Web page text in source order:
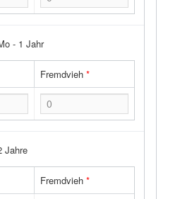
- 1 Jahr
Fremdvieh*
Jahre
Fremdvieh*